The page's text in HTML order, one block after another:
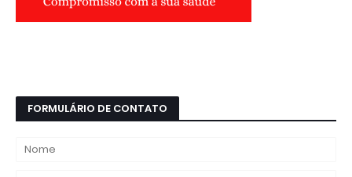
FORMULÁRIO DE CONTATO